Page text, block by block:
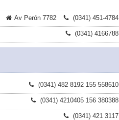
Av Perón 7782 (0341) 451-4784
(0341) 4166788
(0341) 482 8192 155 558610
(0341) 4210405 156 380388
(0341) 421 3117